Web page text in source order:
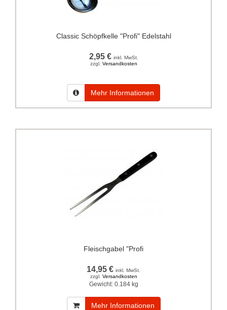
Classic Schöpfkelle "Profi" Edelstahl
2,95 € inkl. MwSt.
zzgl. Versandkosten
Mehr Informationen
Fleischgabel "Profi
14,95 € inkl. MwSt.
zzgl. Versandkosten
Gewicht: 0.184 kg
Mehr Informationen